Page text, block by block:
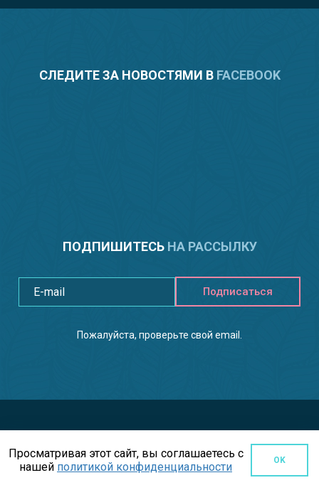
СЛЕДИТЕ ЗА НОВОСТЯМИ В FACEBOOK
ПОДПИШИТЕСЬ НА РАССЫЛКУ
Подписаться
Пожалуйста, проверьте свой email.
Просматривая этот сайт, вы соглашаетесь с
нашей политикой конфиденциальности OK